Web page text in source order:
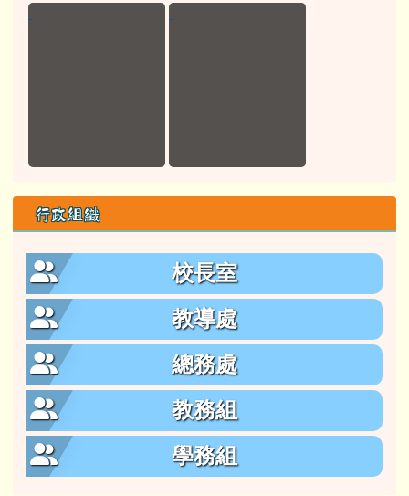
行政組織
校長室
教導處
總務處
教務組
學務組